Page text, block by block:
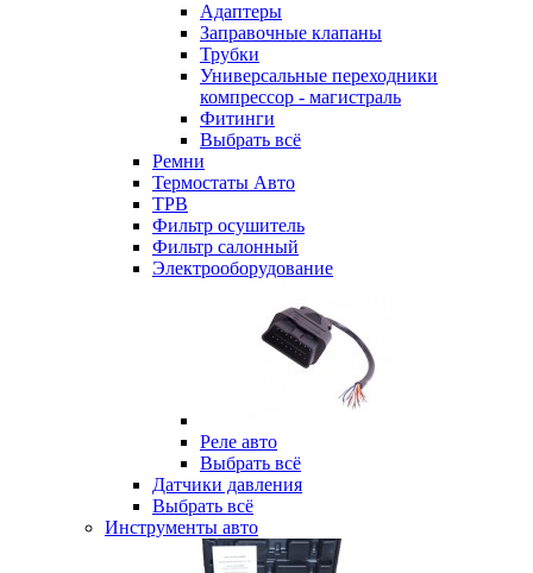
Адаптеры
Заправочные клапаны
Трубки
Универсальные переходники
компрессор - магистраль
Фитинги
Выбрать всё
Ремни
Термостаты Авто
ТРВ
Фильтр осушитель
Фильтр салонный
Электрооборудование
Реле авто
Выбрать всё
Датчики давления
Выбрать всё
Инструменты авто